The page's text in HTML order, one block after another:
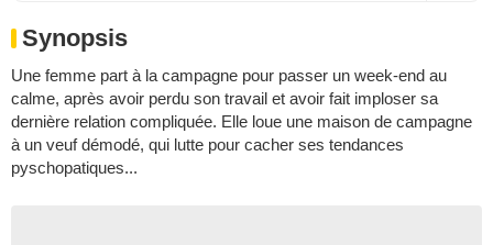
Synopsis
Une femme part à la campagne pour passer un week-end au
calme, après avoir perdu son travail et avoir fait imploser sa
dernière relation compliquée. Elle loue une maison de campagne
à un veuf démodé, qui lutte pour cacher ses tendances
pyschopatiques...